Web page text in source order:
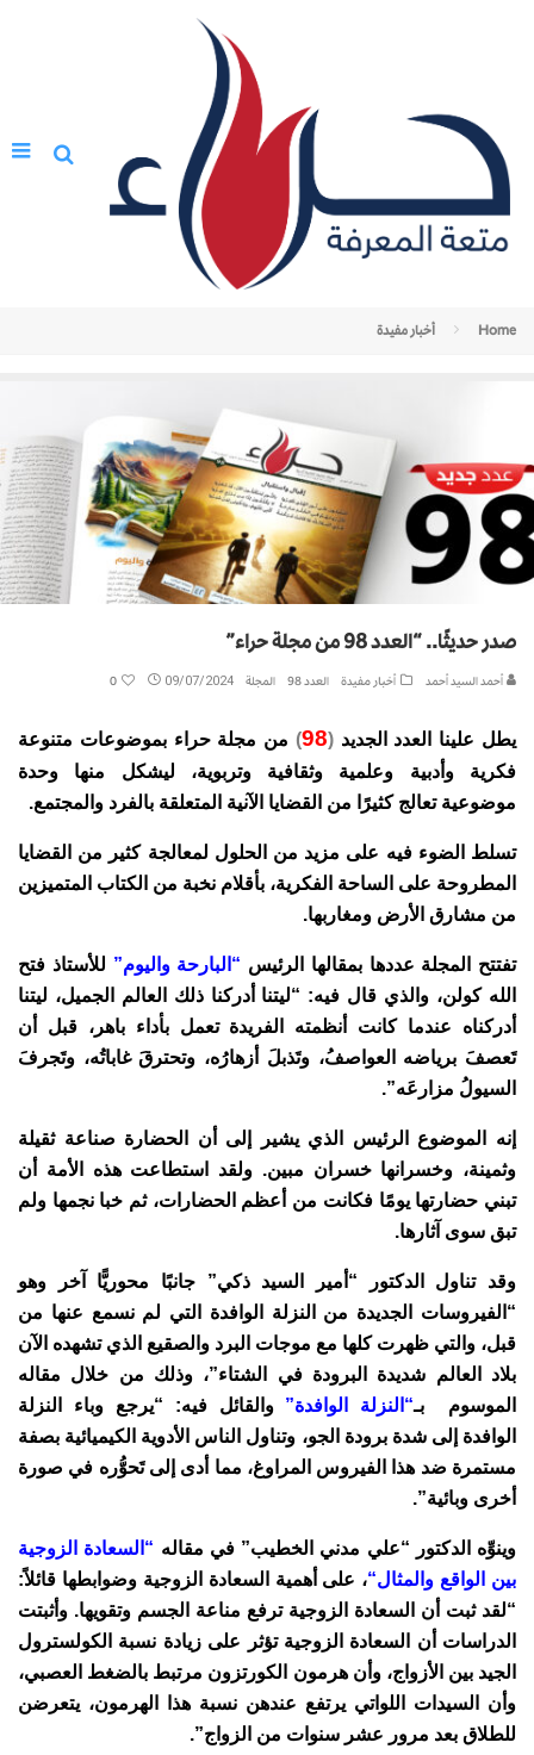
Home أخبار مفيدة
صدر حديثًا.. “العدد 98 من مجلة حراء”
أحمد السيد أحمد أخبار مفيدة العدد 98 المجلة 09/07/2024
0
يطل علينا العدد الجديد(
98
) من مجلة حراء بموضوعات متنوعة
فكرية وأدبية وعلمية وثقافية وتربوية، ليشكل منها وحدة
موضوعية تعالج كثيرًا من القضايا الآنية المتعلقة بالفرد والمجتمع.
تسلط الضوء فيه على مزيد من الحلول لمعالجة كثير من القضايا
المطروحة على الساحة الفكرية، بأقلام نخبة من الكتاب المتميزين
من مشارق الأرض ومغاربها.
تفتتح المجلة عددها بمقالها الرئيس “البارحة واليوم” للأستاذ فتح
الله كولن، والذي قال فيه: “ليتنا أدركنا ذلك العالم الجميل، ليتنا
أدركناه عندما كانت أنظمته الفريدة تعمل بأداء باهر، قبل أن
تَعصفَ برياضه العواصفُ، وتَذبلَ أزهارُه، وتحترقَ غاباتُه، وتَجرفَ
السيولُ مزارعَه”.
إنه الموضوع الرئيس الذي يشير إلى أن الحضارة صناعة ثقيلة
وثمينة، وخسرانها خسران مبين. ولقد استطاعت هذه الأمة أن
تبني حضارتها يومًا فكانت من أعظم الحضارات، ثم خبا نجمها ولم
تبق سوى آثارها.
وقد تناول الدكتور “أمير السيد ذكي” جانبًا محوريًّا آخر وهو
“الفيروسات الجديدة من النزلة الوافدة التي لم نسمع عنها من
قبل، والتي ظهرت كلها مع موجات البرد والصقيع الذي تشهده الآن
بلاد العالم شديدة البرودة في الشتاء”، وذلك من خلال مقاله
الموسوم بـ“النزلة الوافدة” والقائل فيه: “يرجع وباء النزلة
الوافدة إلى شدة برودة الجو، وتناول الناس الأدوية الكيميائية بصفة
مستمرة ضد هذا الفيروس المراوغ، مما أدى إلى تَحوُّره في صورة
أخرى وبائية”.
وينوِّه الدكتور “علي مدني الخطيب” في مقاله “السعادة الزوجية
بين الواقع والمثال“، على أهمية السعادة الزوجية وضوابطها قائلاً:
“لقد ثبت أن السعادة الزوجية ترفع مناعة الجسم وتقويها. وأثبتت
الدراسات أن السعادة الزوجية تؤثر على زيادة نسبة الكولسترول
الجيد بين الأزواج، وأن هرمون الكورتزون مرتبط بالضغط العصبي،
وأن السيدات اللواتي يرتفع عندهن نسبة هذا الهرمون، يتعرضن
للطلاق بعد مرور عشر سنوات من الزواج”.